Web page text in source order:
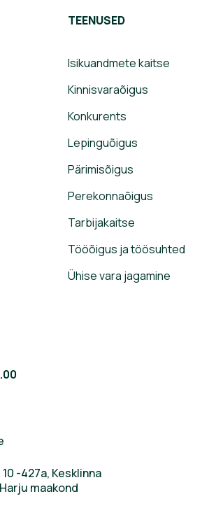
TEENUSED
Isikuandmete kaitse
Kinnisvaraõigus
Konkurents
Lepinguõigus
Pärimisõigus
Perekonnaõigus
Tarbijakaitse
Tööõigus ja töösuhted
Ühise vara jagamine
-427a, Kesklinna
maakond